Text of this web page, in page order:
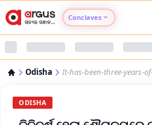
Conclaves
Argus Nari
Odisha It-has-been-three-years-
ODISHA